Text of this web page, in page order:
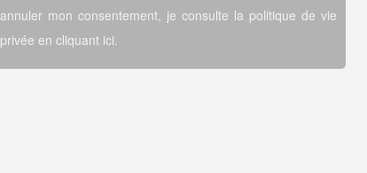
annuler mon consentement, je consulte la politique de vie
privée en cliquant ici.